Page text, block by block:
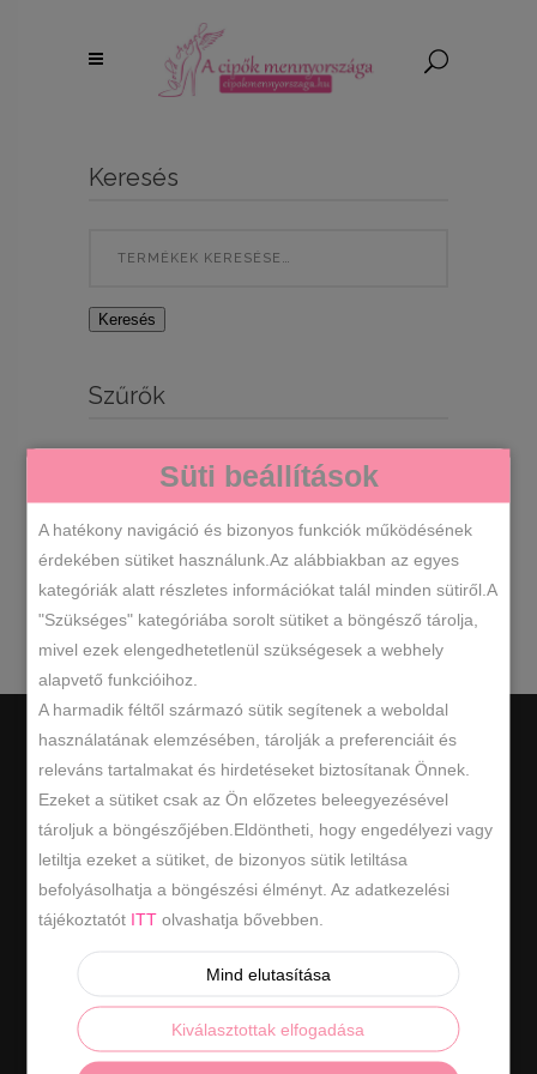
Keresés
Keresés
Szűrők
Egy termék se felelt meg a
keresésnek.
Hasznos információk
ÁSZF
ELÁLLÁS A SZERZŐDÉSTŐL
Süti beállítások
A hatékony navigáció és bizonyos funkciók működésének
érdekében sütiket használunk.Az alábbiakban az egyes
kategóriák alatt részletes információkat talál minden sütiről.A
"Szükséges" kategóriába sorolt sütiket a böngésző tárolja,
mivel ezek elengedhetetlenül szükségesek a webhely
alapvető funkcióihoz.
A harmadik féltől származó sütik segítenek a weboldal
használatának elemzésében, tárolják a preferenciáit és
releváns tartalmakat és hirdetéseket biztosítanak Önnek.
Ezeket a sütiket csak az Ön előzetes beleegyezésével
tároljuk a böngészőjében.Eldöntheti, hogy engedélyezi vagy
letiltja ezeket a sütiket, de bizonyos sütik letiltása
befolyásolhatja a böngészési élményt. Az adatkezelési
tájékoztatót ITT olvashatja bővebben.
Mind elutasítása
Kiválasztottak elfogadása